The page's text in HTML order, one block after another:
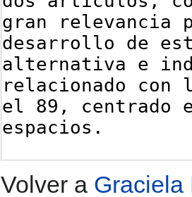
Volver a Graciela